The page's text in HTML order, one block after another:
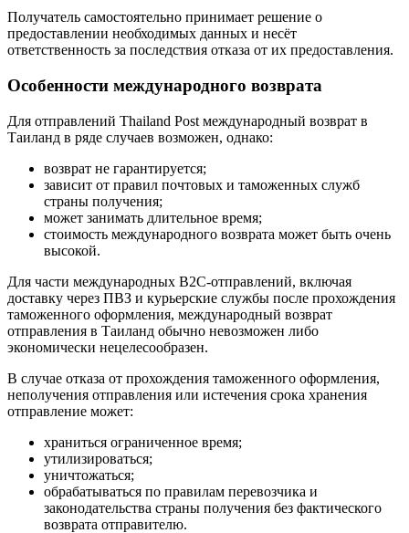
Получатель самостоятельно принимает решение о
предоставлении необходимых данных и несёт
ответственность за последствия отказа от их предоставления.
Особенности международного возврата
Для отправлений Thailand Post международный возврат в
Таиланд в ряде случаев возможен, однако:
возврат не гарантируется;
зависит от правил почтовых и таможенных служб
страны получения;
может занимать длительное время;
стоимость международного возврата может быть очень
высокой.
Для части международных B2C-отправлений, включая
доставку через ПВЗ и курьерские службы после прохождения
таможенного оформления, международный возврат
отправления в Таиланд обычно невозможен либо
экономически нецелесообразен.
В случае отказа от прохождения таможенного оформления,
неполучения отправления или истечения срока хранения
отправление может:
храниться ограниченное время;
утилизироваться;
уничтожаться;
обрабатываться по правилам перевозчика и
законодательства страны получения без фактического
возврата отправителю.